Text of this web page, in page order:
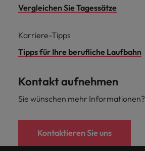
Vergleichen Sie Tagessätze
Karriere-Tipps
Tipps für Ihre berufliche Laufbahn
Kontakt aufnehmen
Sie wünschen mehr Informationen?
Kontaktieren Sie uns